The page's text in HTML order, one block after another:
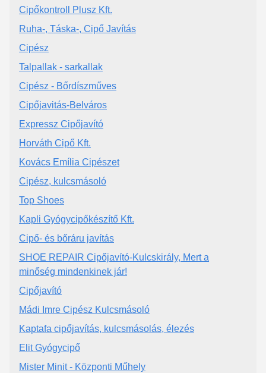
Cipőkontroll Plusz Kft.
Ruha-, Táska-, Cipő Javítás
Cipész
Talpallak - sarkallak
Cipész - Bőrdíszműves
Cipőjavitás-Belváros
Expressz Cipőjavító
Horváth Cipő Kft.
Kovács Emília Cipészet
Cipész, kulcsmásoló
Top Shoes
Kapli Gyógycipőkészítő Kft.
Cipő- és bőráru javítás
SHOE REPAIR Cipőjavító-Kulcskirály, Mert a
minőség mindenkinek jár!
Cipőjavító
Mádi Imre Cipész Kulcsmásoló
Kaptafa cipőjavítás, kulcsmásolás, élezés
Elit Gyógycipő
Mister Minit - Központi Műhely